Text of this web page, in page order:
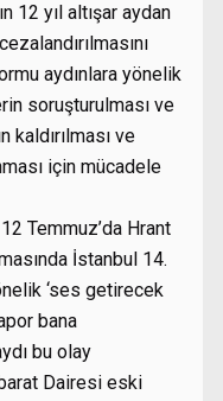
12 yıl altışar aydan
aydınlara yönelik
soruşturulması ve
kaldırılması ve
için mücadele
Temmuz’da Hrant
İstanbul 14.
‘ses getirecek
bana
bu olay
Dairesi eski